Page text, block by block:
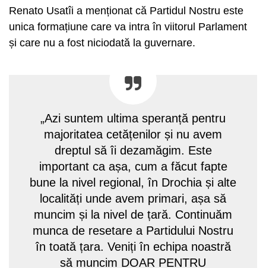
Renato Usatîi a menționat că Partidul Nostru este
unica formațiune care va intra în viitorul Parlament
și care nu a fost niciodată la guvernare.
„Azi suntem ultima speranță pentru
majoritatea cetățenilor și nu avem
dreptul să îi dezamăgim. Este
important ca așa, cum a făcut fapte
bune la nivel regional, în Drochia și alte
localități unde avem primari, așa să
muncim și la nivel de țară. Continuăm
munca de resetare a Partidului Nostru
în toată țara. Veniți în echipa noastră
să muncim DOAR PENTRU